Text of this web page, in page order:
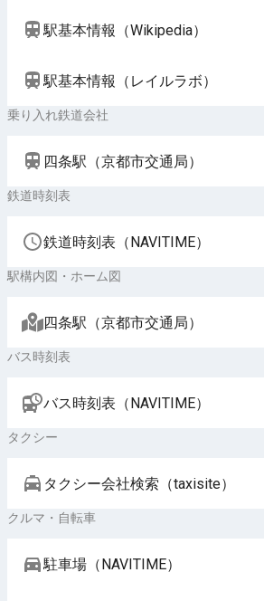
駅基本情報（Wikipedia）
駅基本情報（レイルラボ）
乗り入れ鉄道会社
四条駅（京都市交通局）
鉄道時刻表
鉄道時刻表（NAVITIME）
駅構内図・ホーム図
四条駅（京都市交通局）
バス時刻表
バス時刻表（NAVITIME）
タクシー
タクシー会社検索（taxisite）
クルマ・自転車
駐車場（NAVITIME）